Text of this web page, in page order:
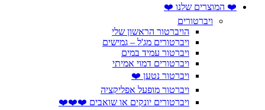
❤️ המוצרים שלנו ❤️
ויברטורים
הויברטור הראשון שלי
ויברטורים מג'ל – גמישים
ויברטור עמיד במים
ויברטורים דמוי אמיתי
ויברטור נטען ❤️
ויברטור מופעל אפליקציה
ויברטורים יונקים או שואבים ❤️❤️❤️